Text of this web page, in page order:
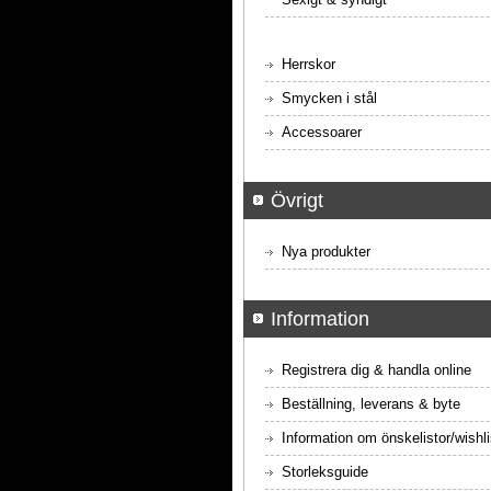
Herrskor
Smycken i stål
Accessoarer
Övrigt
Nya produkter
Information
Registrera dig & handla online
Beställning, leverans & byte
Information om önskelistor/
Storleksguide